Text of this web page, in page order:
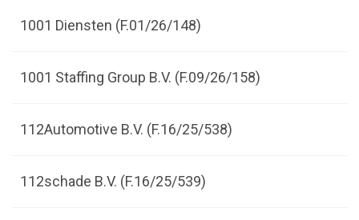
1001 Diensten (F.01/26/148)
1001 Staffing Group B.V. (F.09/26/158)
112Automotive B.V. (F.16/25/538)
112schade B.V. (F.16/25/539)